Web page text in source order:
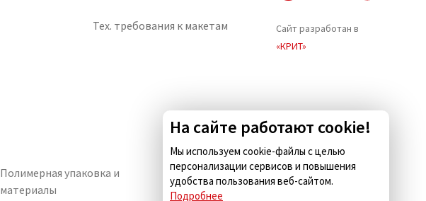
Тех. требования к макетам
Сайт разработан в
«КРИТ»
Полимерная упаковка и
материалы
Комус.Есть — кейтеринг для
На сайте работают cookie!
Мы используем cookie-файлы с целью
персонализации сервисов и повышения
удобства пользования веб-сайтом.
Подробнее